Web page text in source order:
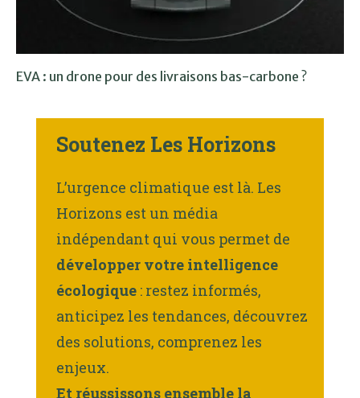
EVA : un drone pour des livraisons bas-carbone ?
Soutenez Les Horizons
L’urgence climatique est là. Les
Horizons est un média
indépendant qui vous permet de
développer votre intelligence
écologique : restez informés,
anticipez les tendances, découvrez
des solutions, comprenez les
enjeux.
Et réussissons ensemble la